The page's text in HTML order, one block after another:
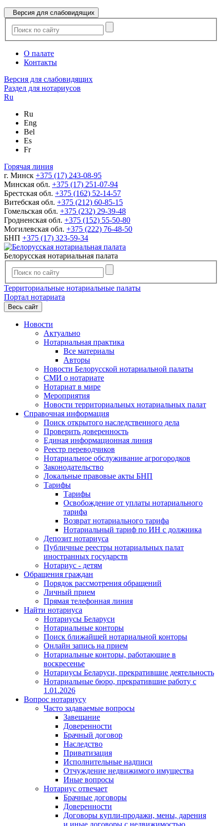
Версия для слабовидящих
О палате
Контакты
Версия для слабовидящих
Раздел для нотариусов
Ru
Ru
Eng
Bel
Es
Fr
Горячая линия
г. Минск +375 (17) 243-08-95
Минская обл. +375 (17) 251-07-94
Брестская обл. +375 (162) 52-14-57
Витебская обл. +375 (212) 60-85-15
Гомельская обл. +375 (232) 29-39-48
Гродненская обл. +375 (152) 55-50-80
Могилевская обл. +375 (222) 76-48-50
БНП +375 (17) 323-59-34
Белорусская нотариальная палата
Территориальные нотариальные палаты
Портал нотариата
Весь сайт
Новости
Актуально
Нотариальная практика
Все материалы
Авторы
Новости Белорусской нотариальной палаты
СМИ о нотариате
Нотариат в мире
Мероприятия
Новости территориальных нотариальных палат
Справочная информация
Поиск открытого наследственного дела
Проверить доверенность
Единая информационная линия
Реестр переводчиков
Нотариальное обслуживание агрогородков
Законодательство
Локальные правовые акты БНП
Тарифы
Тарифы
Освобождение от уплаты нотариального
тарифа
Возврат нотариального тарифа
Нотариальный тариф по ИН с должника
Депозит нотариуса
Публичные реестры нотариальных палат
иностранных государств
Нотариус - детям
Обращения граждан
Порядок рассмотрения обращений
Личный прием
Прямая телефонная линия
Найти нотариуса
Нотариусы Беларуси
Нотариальные конторы
Поиск ближайшей нотариальной конторы
Онлайн запись на прием
Нотариальные конторы, работающие в
воскресенье
Нотариусы Беларуси, прекратившие деятельность
Нотариальные бюро, прекратившие работу с
1.01.2026
Вопрос нотариусу
Часто задаваемые вопросы
Завещание
Доверенности
Брачный договор
Наследство
Приватизация
Исполнительные надписи
Отчуждение недвижимого имущества
Иные вопросы
Нотариус отвечает
Брачные договоры
Доверенности
Договоры купли-продажи, мены, дарения
и иные договоры с недвижимостью